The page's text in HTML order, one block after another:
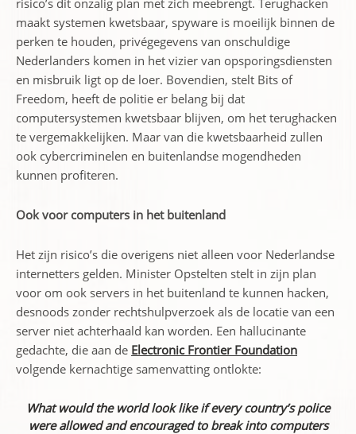
risico’s dit onzalig plan met zich meebrengt. Terughacken
maakt systemen kwetsbaar, spyware is moeilijk binnen de
perken te houden, privégegevens van onschuldige
Nederlanders komen in het vizier van opsporingsdiensten
en misbruik ligt op de loer. Bovendien, stelt Bits of
Freedom, heeft de politie er belang bij dat
computersystemen kwetsbaar blijven, om het terughacken
te vergemakkelijken. Maar van die kwetsbaarheid zullen
ook cybercriminelen en buitenlandse mogendheden
kunnen profiteren.
Ook voor computers in het buitenland
Het zijn risico’s die overigens niet alleen voor Nederlandse
internetters gelden. Minister Opstelten stelt in zijn plan
voor om ook servers in het buitenland te kunnen hacken,
desnoods zonder rechtshulpverzoek als de locatie van een
server niet achterhaald kan worden. Een hallucinante
gedachte, die aan de Electronic Frontier Foundation
volgende kernachtige samenvatting ontlokte:
What would the world look like if every country’s police
were allowed and encouraged to break into computers